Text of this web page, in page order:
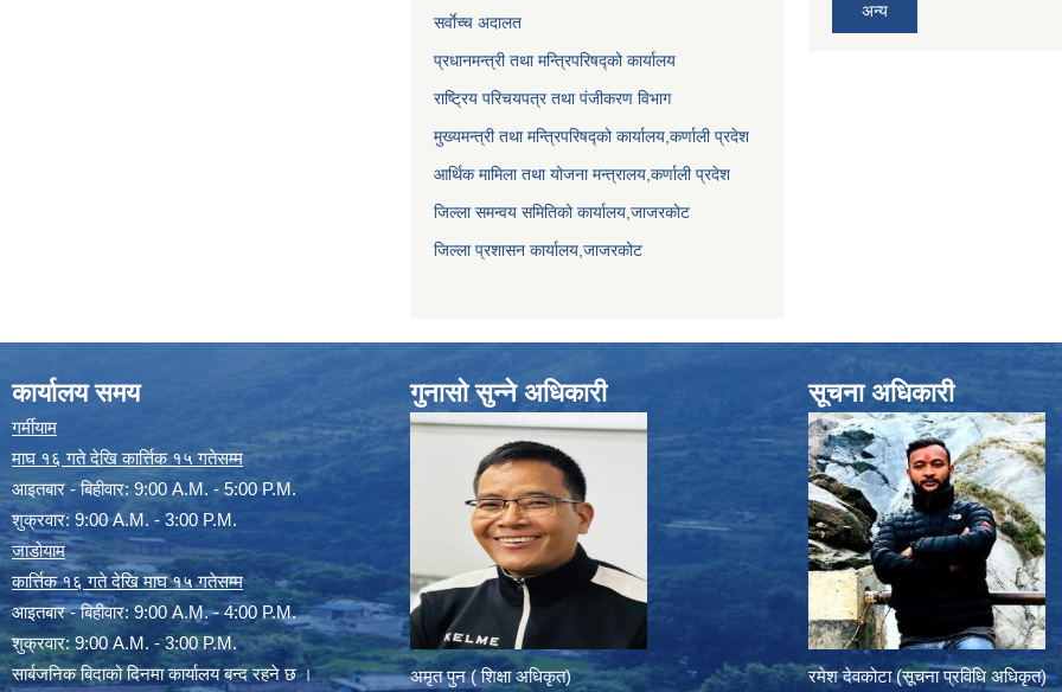
सर्वाेच्च अदालत
प्रधानमन्त्री तथा मन्त्रिपरिषद्को कार्यालय
राष्ट्रिय परिचयपत्र तथा पंजीकरण विभाग
मुख्यमन्त्री तथा मन्त्रिपरिषद्को कार्यालय,कर्णाली प्रदेश
आर्थिक मामिला तथा योजना मन्त्रालय,कर्णाली प्रदेश
जिल्ला समन्वय समितिको कार्यालय,जाजरकाेट
जिल्ला प्रशासन कार्यालय,जाजरकोट
अन्य
कार्यालय समय
गर्मीयाम
माघ १६ गते देखि कार्त्तिक १५ गतेसम्म
आइतबार - बिहीवार: 9:00 A.M. - 5:00 P.M.
शुक्रवार: 9:00 A.M. - 3:00 P.M.
जाडोयाम
कार्त्तिक १६ गते देखि माघ १५ गतेसम्म
आइतबार - बिहीवार: 9:00 A.M. - 4:00 P.M.
शुक्रवार: 9:00 A.M. - 3:00 P.M.
सार्बजनिक बिदाको दिनमा कार्यालय बन्द रहने छ ।
गुनासो सुन्ने अधिकारी
अमृत पुन ( शिक्षा अधिकृत)
सूचना अधिकारी
रमेश देवकोटा (सूचना प्रविधि अधिकृत)